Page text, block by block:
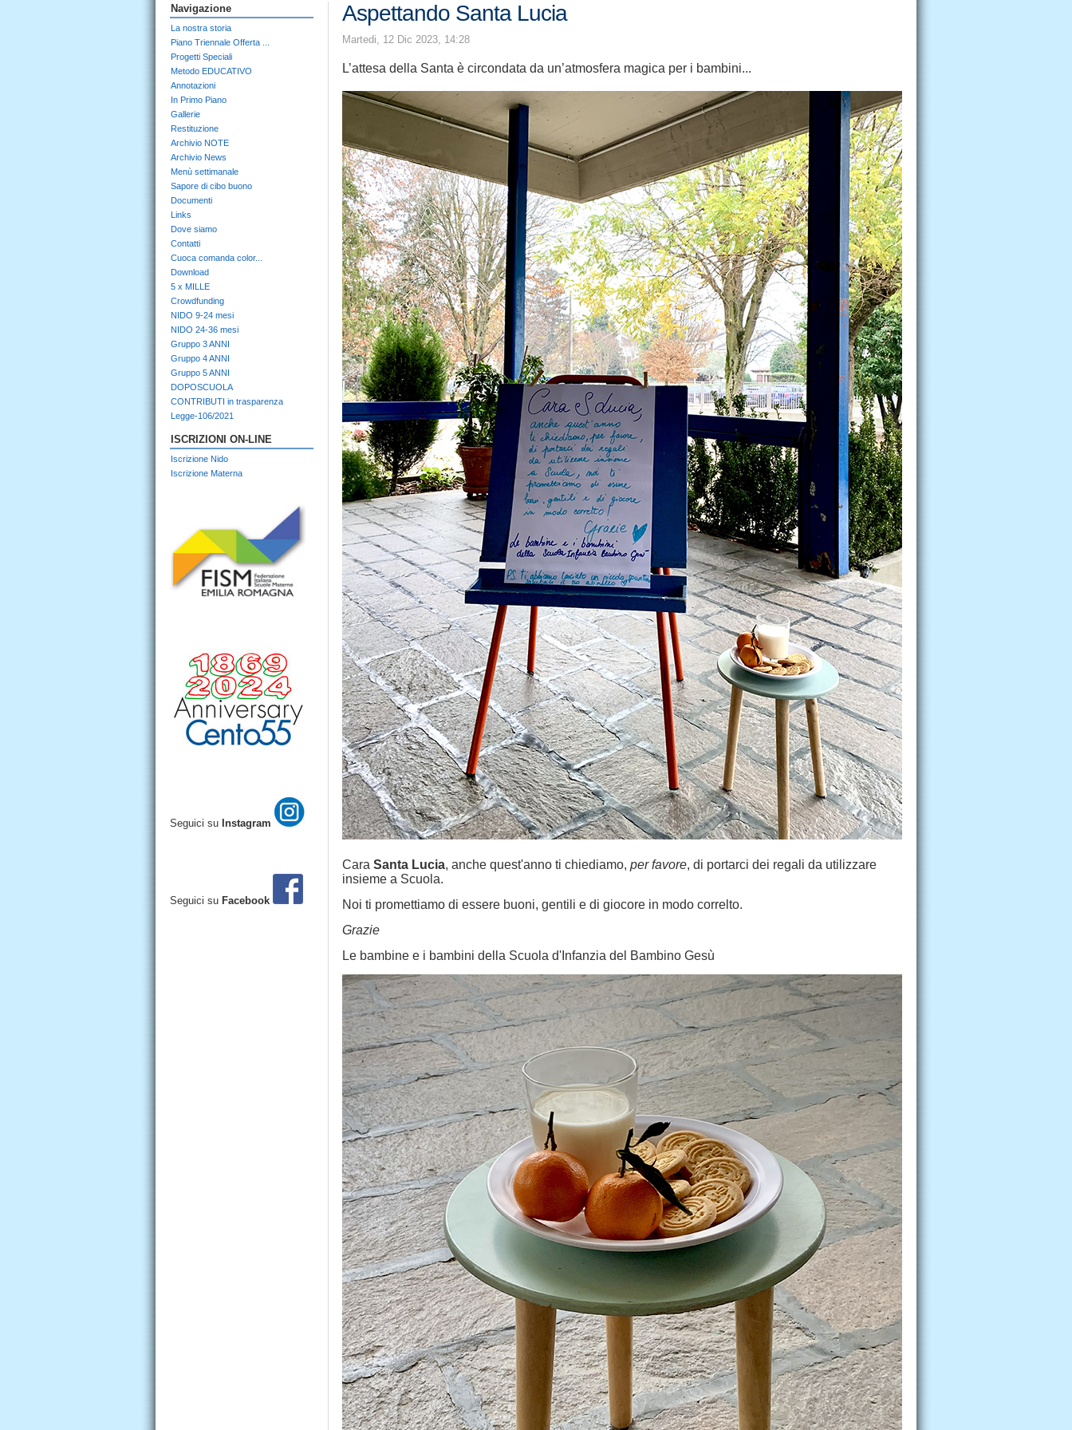
Aspettando Santa Lucia
Martedi, 12 Dic 2023, 14:28
L’attesa della Santa è circondata da un’atmosfera magica per i bambini...
Cara Santa Lucia, anche quest'anno ti chiediamo, per favore, di portarci dei regali da utilizzare
insieme a Scuola.
Noi ti promettiamo di essere buoni, gentili e di giocore in modo correlto.
Grazie
Le bambine e i bambini della Scuola d'Infanzia del Bambino Gesù
Navigazione
La nostra storia
Piano Triennale Offerta ...
Progetti Speciali
Metodo EDUCATIVO
Annotazioni
In Primo Piano
Gallerie
Restituzione
Archivio NOTE
Archivio News
Menù settimanale
Sapore di cibo buono
Documenti
Links
Dove siamo
Contatti
Cuoca comanda color...
Download
5 x MILLE
Crowdfunding
NIDO 9-24 mesi
NIDO 24-36 mesi
Gruppo 3 ANNI
Gruppo 4 ANNI
Gruppo 5 ANNI
DOPOSCUOLA
CONTRIBUTI in trasparenza
Legge-106/2021
ISCRIZIONI ON-LINE
Iscrizione Nido
Iscrizione Materna
Seguici su Instagram
Seguici su Facebook